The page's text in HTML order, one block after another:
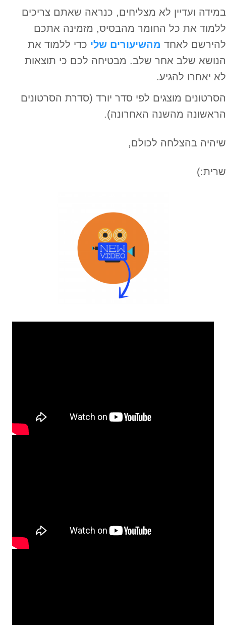
במידה ועדיין לא מצליחים, כנראה שאתם צריכים
ללמוד את כל החומר מהבסיס, מזמינה אתכם
להירשם לאחד מהשיעורים שלי כדי ללמוד את
הנושא שלב אחר שלב. מבטיחה לכם כי תוצאות
לא יאחרו להגיע.
הסרטונים מוצגים לפי סדר יורד (סדרת הסרטונים
הראשונה מהשנה האחרונה).
שיהיה בהצלחה לכולם,
שרית:)